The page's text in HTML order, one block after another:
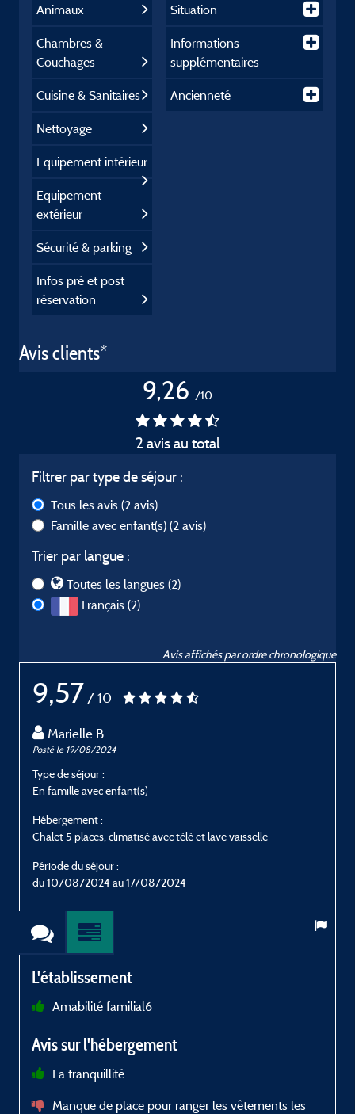
Animaux
Chambres &
Couchages
Cuisine & Sanitaires
Nettoyage
Equipement intérieur
Equipement
extérieur
Sécurité & parking
Infos pré et post
réservation
Situation
Informations
supplémentaires
Ancienneté
Avis clients*
9,26 /10
2 avis au total
Filtrer par type de séjour :
Tous les avis (2 avis)
Famille avec enfant(s) (2 avis)
Trier par langue :
Toutes les langues (2)
Français (2)
Avis affichés par ordre chronologique
9,57 / 10
Marielle B
Posté le 19/08/2024
Type de séjour :
En famille avec enfant(s)
Hébergement :
Chalet 5 places, climatisé avec télé et lave vaisselle
Période du séjour :
du 10/08/2024 au 17/08/2024
L'établissement
Amabilité familial6
Avis sur l'hébergement
La tranquillité
Manque de place pour ranger les vêtements les